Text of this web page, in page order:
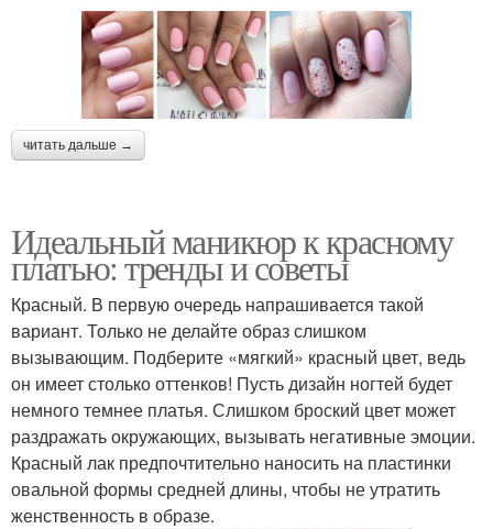
читать дальше →
Идеальный маникюр к красному
платью: тренды и советы
Красный. В первую очередь напрашивается такой
вариант. Только не делайте образ слишком
вызывающим. Подберите «мягкий» красный цвет, ведь
он имеет столько оттенков! Пусть дизайн ногтей будет
немного темнее платья. Слишком броский цвет может
раздражать окружающих, вызывать негативные эмоции.
Красный лак предпочтительно наносить на пластинки
овальной формы средней длины, чтобы не утратить
женственность в образе.